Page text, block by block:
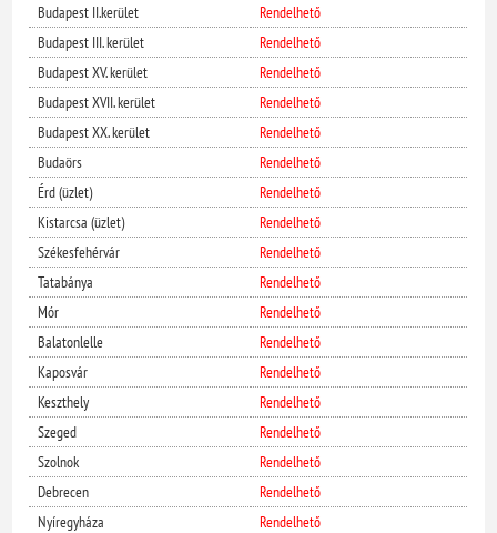
Budapest II.kerület
Rendelhető
Budapest III. kerület
Rendelhető
Budapest XV. kerület
Rendelhető
Budapest XVII. kerület
Rendelhető
Budapest XX. kerület
Rendelhető
Budaörs
Rendelhető
Érd (üzlet)
Rendelhető
Kistarcsa (üzlet)
Rendelhető
Székesfehérvár
Rendelhető
Tatabánya
Rendelhető
Mór
Rendelhető
Balatonlelle
Rendelhető
Kaposvár
Rendelhető
Keszthely
Rendelhető
Szeged
Rendelhető
Szolnok
Rendelhető
Debrecen
Rendelhető
Nyíregyháza
Rendelhető